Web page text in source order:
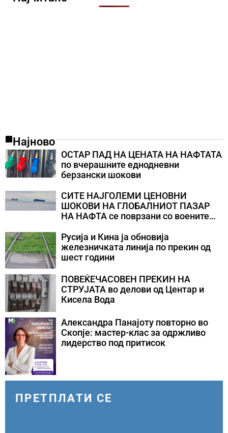
Најново
ОСТАР ПАД НА ЦЕНАТА НА НАФТАТА
по вчерашните еднодневни
берзански шокови
СИТЕ НАЈГОЛЕМИ ЦЕНОВНИ
ШОКОВИ НА ГЛОБАЛНИОТ ПАЗАР
НА НАФТА се поврзани со воените
Русија и Кина ја обновија
железничката линија по прекин од
шест години
ПОВЕЌЕЧАСОВЕН ПРЕКИН НА
СТРУЈАТА во делови од Центар и
Кисела Вода
Александра Панајоту повторно во
Скопје: мастер-клас за одржливо
лидерство под притисок
ПРЕТПЛАТИ СЕ